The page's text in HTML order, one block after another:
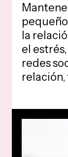
la
el
redes